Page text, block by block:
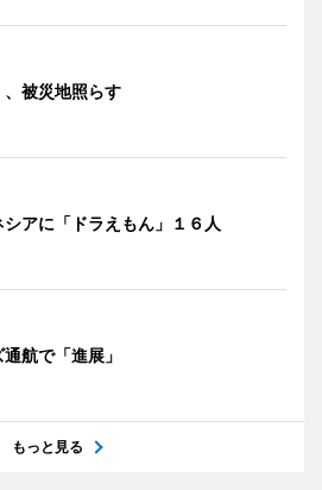
、被災地照らす
シアに「ドラえもん」１６人
航で「進展」
もっと見る